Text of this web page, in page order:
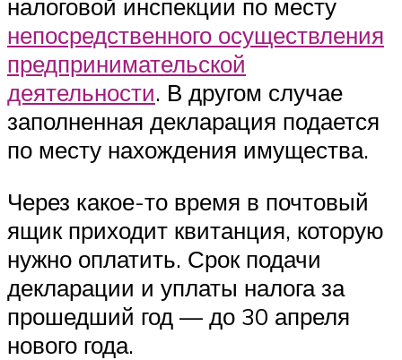
налоговой инспекции по месту
непосредственного осуществления
предпринимательской
деятельности. В другом случае
заполненная декларация подается
по месту нахождения имущества.
Через какое-то время в почтовый
ящик приходит квитанция, которую
нужно оплатить. Срок подачи
декларации и уплаты налога за
прошедший год — до 30 апреля
нового года.